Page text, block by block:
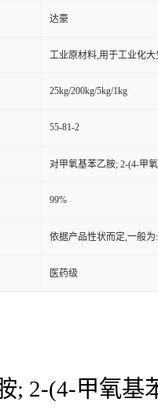
达豪
工业原材料,用于工业化大
25kg/200kg/5kg/1kg
55-81-2
对甲氧基苯乙胺; 2-(4-甲
99%
依据产品性状而定,一般
医药级
; 2-(4-甲氧基